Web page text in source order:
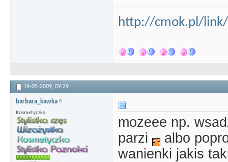
http://cmok.pl/
19-05-2009, 09:29
barbara_kawka
Kosmetyczka
mozeee np.
parzi
albo
wanienki jakis